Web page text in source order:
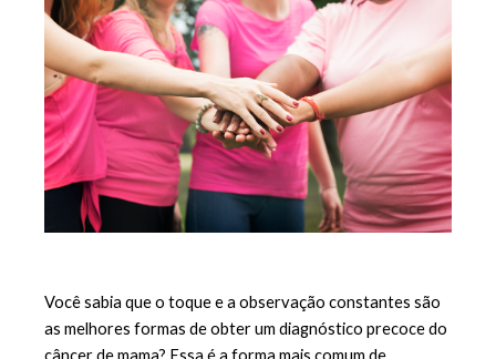
Você sabia que o toque e a observação constantes são
as melhores formas de obter um diagnóstico precoce do
câncer de mama? Essa é a forma mais comum de